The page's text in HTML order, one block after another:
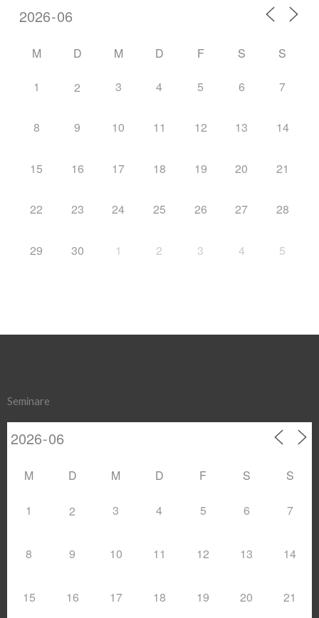
M D M D F S S
1 2 3 4 5 6 7
8 9 10 11 12 13 14
15 16 17 18 19 20 21
22 23 24 25 26 27 28
29 30 1 2 3 4 5
Seminare
M D M D F S S
1 2 3 4 5 6 7
8 9 10 11 12 13 14
15 16 17 18 19 20 21